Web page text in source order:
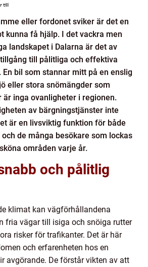
eller fordonet sviker är det en
kunna få hjälp. I det vackra men
landskapet i Dalarna är det av
till pålitliga och effektiva
bil som stannar mitt på en enslig
eller stora snömängder som
inga ovanligheter i regionen.
av bärgningstjänster inte
är en livsviktig funktion för både
de många besökare som lockas
områden varje år.
och pålitlig
klimat kan vägförhållandena
fria vägar till isiga och snöiga rutter
risker för trafikanter. Det är här
och erfarenheten hos en
avgörande. De förstår vikten av att